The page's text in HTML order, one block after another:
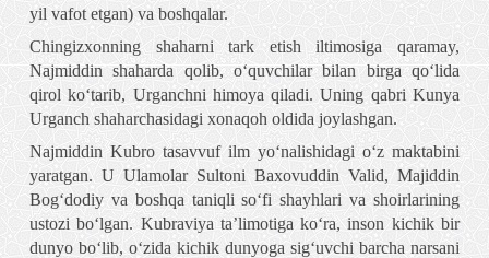
yil vafot etgan) va boshqalar.
Chingizxonning shaharni tark etish iltimosiga qaramay,
Najmiddin shaharda qolib, o‘quvchilar bilan birga qo‘lida
qirol ko‘tarib, Urganchni himoya qiladi. Uning qabri Kunya
Urganch shaharchasidagi xonaqoh oldida joylashgan.
Najmiddin Kubro tasavvuf ilm yo‘nalishidagi o‘z maktabini
yaratgan. U Ulamolar Sultoni Baxovuddin Valid, Majiddin
Bog‘dodiy va boshqa taniqli so‘fi shayhlari va shoirlarining
ustozi bo‘lgan. Kubraviya ta’limotiga ko‘ra, inson kichik bir
dunyo bo‘lib, o‘zida kichik dunyoga sig‘uvchi barcha narsani